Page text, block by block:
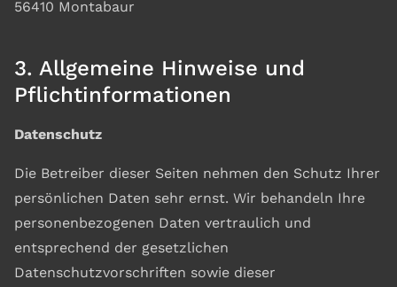
56410 Montabaur
3. Allgemeine Hinweise und
Pflichtinformationen
Datenschutz
Die Betreiber dieser Seiten nehmen den Schutz Ihrer
persönlichen Daten sehr ernst. Wir behandeln Ihre
personenbezogenen Daten vertraulich und
entsprechend der gesetzlichen
Datenschutzvorschriften sowie dieser